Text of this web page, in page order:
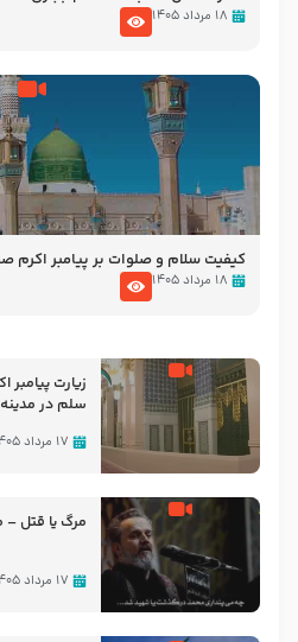
۱۸ مرداد ۱۴۰۵
کیفیت سلام و صلوات بر پیامبر اکرم
نمازهای واجب – مهدی نجفی
۱۸ مرداد ۱۴۰۵
زیارت پیامبر
سلم در
۱۷ مرداد ۱۴۰۵
مرگ یا قتل –
۱۷ مرداد ۱۴۰۵